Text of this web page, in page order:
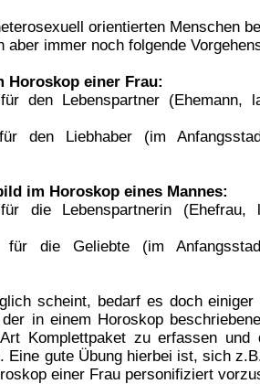
orientierten Menschen
aber immer noch folgende
Horoskop einer Frau:
den Lebenspartner (Ehemann,
den Liebhaber (im
im Horoskop eines Mannes:
die Lebenspartnerin (Ehefrau,
die Geliebte (im
scheint, bedarf es doch einiger
in einem Horoskop
Komplettpaket zu erfassen und
Eine gute Übung hierbei ist, sich
einer Frau personifiziert